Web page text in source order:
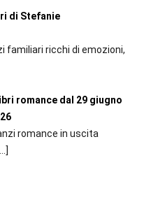
di Stefanie
familiari ricchi di emozioni,
romance dal 29 giugno
romance in uscita